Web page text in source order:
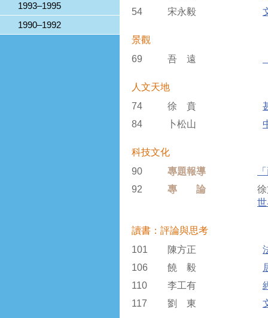
1993–1995
1990–1992
54
宋永毅
景觀
69
吾 遠
人文天地
74
徐 賁
84
卜松山
科技文化
90
專題報導
92
專 論
讀書：評論與思考
101
陳方正
106
饒 毅
110
李工有
117
劉 東